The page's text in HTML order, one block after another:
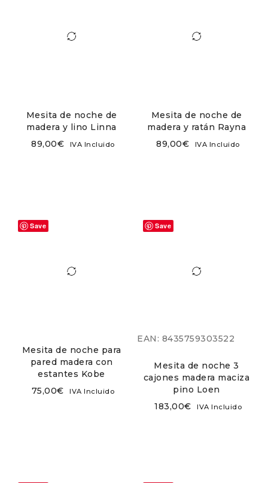
Mesita de noche de
madera y lino Linna
89,00€ IVA Incluido
Mesita de noche de
madera y ratán Rayna
89,00€ IVA Incluido
Save
Mesita de noche para
pared madera con
estantes Kobe
75,00€ IVA Incluido
Save
EAN: 8435759303522
Mesita de noche 3
cajones madera maciza
pino Loen
183,00€ IVA Incluido